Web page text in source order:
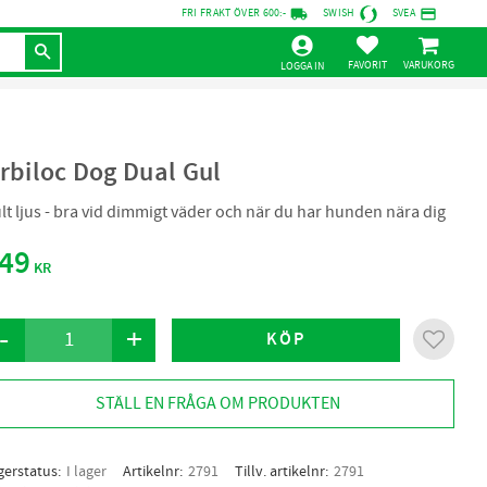
FRI FRAKT ÖVER 600:- local_shipping SWISH SVEA credit_card
LOGGA IN FAVORITER
KUNDVAGN
Dog Dual Gul
ljus - bra vid dimmigt väder och när du har hunden nära dig
KR
+
- KÖP Lägg
STÄLL EN FRÅGA OM PRODUKTEN
I lager Artikelnr 2791 Tillv. artikelnr 2791